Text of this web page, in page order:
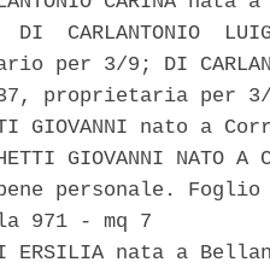
CARLANTONIO
per 3/9; DI
proprietaria per
GIOVANNI nato a
GIOVANNI
personale.
971 - mq 7
ERSILIA nata a